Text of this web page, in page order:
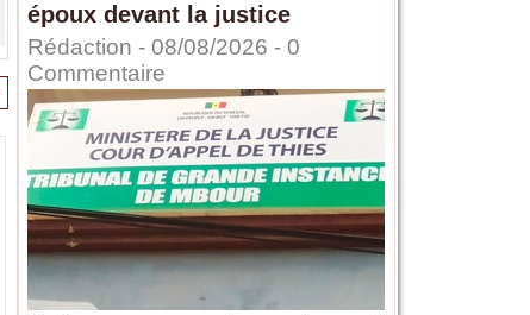
époux devant la justice
Rédaction - 08/08/2026 - 0
Commentaire